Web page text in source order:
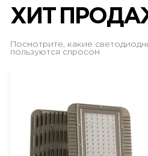
ХИТ
Посмотрите, какие
пользуются спросом